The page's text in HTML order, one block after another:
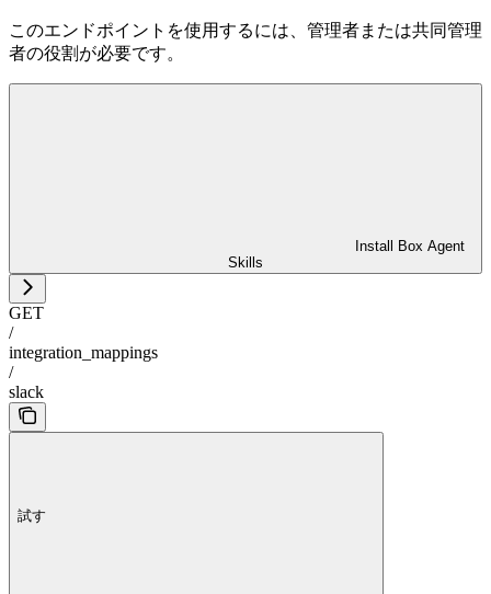
このエンドポイントを使用するには、管理者または共同管理
者の役割が必要です。
Install Box Agent
Skills
GET
/
integration_mappings
/
slack
試す